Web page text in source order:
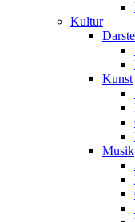
Kultur
Kunst
Musik